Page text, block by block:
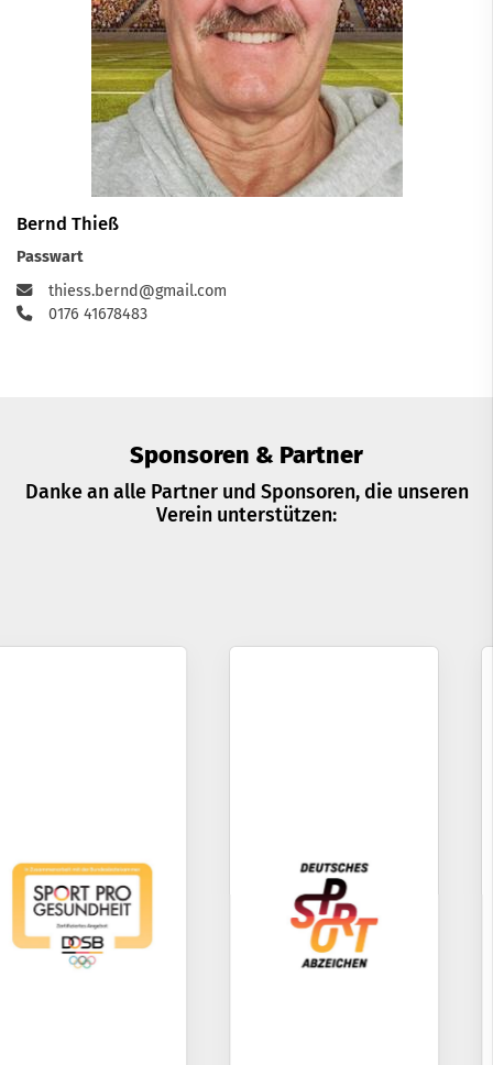
Bernd Thieß
Passwart
thiess.bernd@gmail.com
0176 41678483
Sponsoren & Partner
Danke an alle Partner und Sponsoren, die unseren
Verein unterstützen: